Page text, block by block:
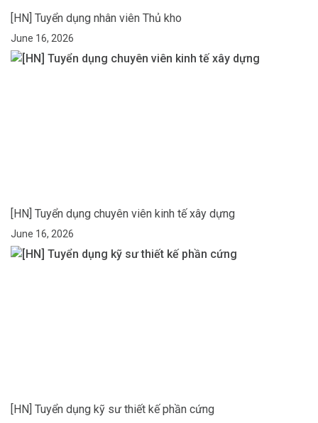
[HN] Tuyển dụng nhân viên Thủ kho
June 16, 2026
[HN] Tuyển dụng chuyên viên kinh tế xây dựng
June 16, 2026
[HN] Tuyển dụng kỹ sư thiết kế phần cứng